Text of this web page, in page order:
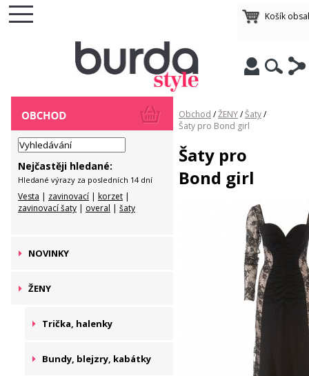
Košík
Nejčastěji hledané:
Hledané výrazy za posledních 14 dní
Vesta | zavinovací | korzet |
zavinovací šaty | overal | šaty
NOVINKY
ŽENY
Trička, halenky
Bundy, blejzry, kabátky
Obchod /ŽENY/Šaty/
Šaty pro Bond girl
Šaty pro
Bond girl